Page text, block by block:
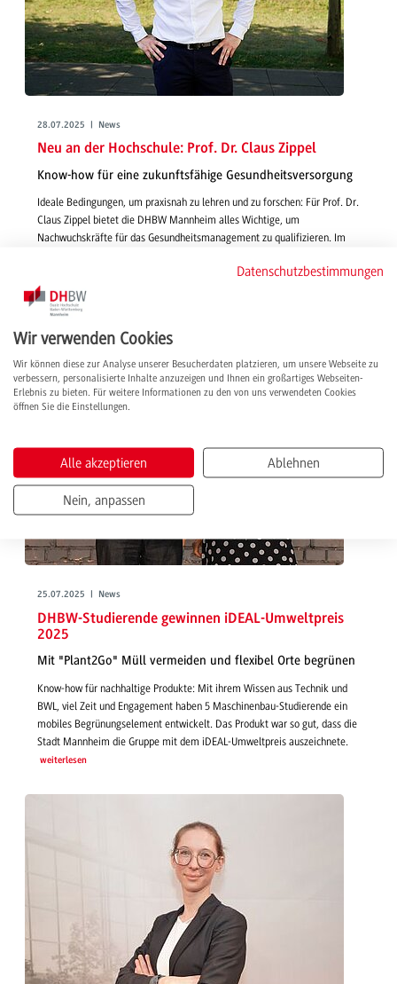
28.07.2025 | News
Neu an der Hochschule: Prof. Dr. Claus Zippel
Know-how für eine zukunftsfähige Gesundheitsversorgung
Ideale Bedingungen, um praxisnah zu lehren und zu forschen: Für Prof. Dr.
Claus Zippel bietet die DHBW Mannheim alles Wichtige, um
Nachwuchskräfte für das Gesundheitsmanagement zu qualifizieren. Im
weiterlesen
25.07.2025 | News
DHBW-Studierende gewinnen iDEAL-Umweltpreis
2025
Mit "Plant2Go" Müll vermeiden und flexibel Orte begrünen
Know-how für nachhaltige Produkte: Mit ihrem Wissen aus Technik und
BWL, viel Zeit und Engagement haben 5 Maschinenbau-Studierende ein
mobiles Begrünungselement entwickelt. Das Produkt war so gut, dass die
Stadt Mannheim die Gruppe mit dem iDEAL-Umweltpreis auszeichnete.
weiterlesen
Datenschutzbestimmungen
Wir verwenden Cookies
Wir können diese zur Analyse unserer Besucherdaten platzieren, um unsere Webseite zu
verbessern, personalisierte Inhalte anzuzeigen und Ihnen ein großartiges Webseiten-
Erlebnis zu bieten. Für weitere Informationen zu den von uns verwendeten Cookies
öffnen Sie die Einstellungen.
Alle akzeptieren Ablehnen
Nein, anpassen